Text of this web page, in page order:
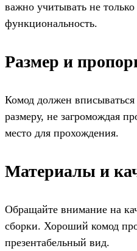
важно учитывать не
функциональность.
Размер и
Комод должен
размеру, не загромождая
место для прохождения.
Материалы и
Обращайте внимание на
сборки. Хороший комод
презентабельный вид.